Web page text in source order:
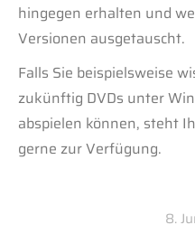
hingegen erhalten und
Versionen ausgetauscht.
Falls Sie beispielsweise
zukünftig DVDs unter
abspielen können, steht
gerne zur Verfügung.
8.